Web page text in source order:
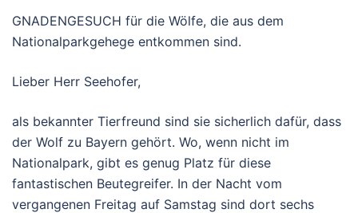
GNADENGESUCH für die Wölfe, die aus dem
Nationalparkgehege entkommen sind.
Lieber Herr Seehofer,
als bekannter Tierfreund sind sie sicherlich dafür, dass
der Wolf zu Bayern gehört. Wo, wenn nicht im
Nationalpark, gibt es genug Platz für diese
fantastischen Beutegreifer. In der Nacht vom
vergangenen Freitag auf Samstag sind dort sechs